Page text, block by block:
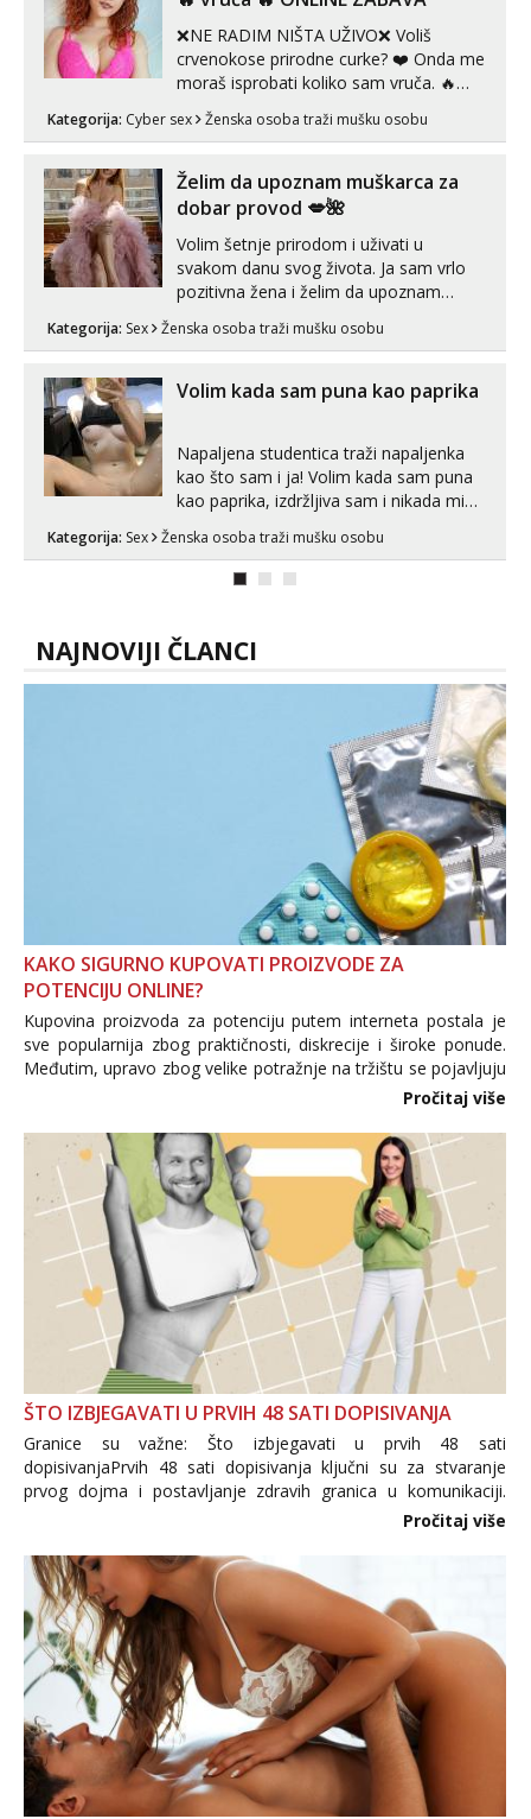
❌NE RADIM NIŠTA UŽIVO❌ Voliš
crvenokose prirodne curke? ❤️ Onda me
moraš isprobati koliko sam vruča.‎ ️‍🔥
MLADA vražica koja ima 100%
prorodne grudi, 💦 Misli su mi uvijek
U mojoj raznolikoj ponudi možeš
pranaći nešto po svojoj mjeri. Sexi videa
s kolegica...
Kategorija: Cyber sex Ženska osoba traži mušku osobu
Želim da upoznam muškarca za
dobar provod 💋🌺
Volim šetnje prirodom i uživati u
svakom danu svog života. Ja sam vrlo
pozitivna žena i želim da upoznam
može i nešto više.💋🌺 Klikni na link
Kategorija: Sex Ženska osoba traži mušku osobu
Volim kada sam puna kao paprika
Napaljena studentica traži napaljenka
kao što sam i ja! Volim kada sam puna
kao paprika, izdržljiva sam i nikada mi
puta dnevno bilo kad i bilo gdje zato se
javi što prije da me isprobaš Klikni na
Kategorija: Sex Ženska osoba traži mušku osobu
NAJNOVIJI ČLANCI
KAKO SIGURNO KUPOVATI PROIZVODE ZA
POTENCIJU ONLINE?
Kupovina proizvoda za potenciju putem interneta postala je
sve popularnija zbog praktičnosti, diskrecije i široke ponude.
Međutim, upravo zbog velike potražnje na tržištu se pojavljuju
i brojni krivotvoreni proizvodi, nepouzdane internetske
Pročitaj više
ŠTO IZBJEGAVATI U PRVIH 48 SATI DOPISIVANJA
Granice su važne: Što izbjegavati u prvih 48 sati
dopisivanjaPrvih 48 sati dopisivanja ključni su za stvaranje
prvog dojma i postavljanje zdravih granica u komunikaciji.
Važno je izbjeći prebrzo otkrivanje osobnih ili intimnih
informacija, jer nepoznata osoba još nije zaslužila to
povjerenje. Takođe...
Pročitaj više